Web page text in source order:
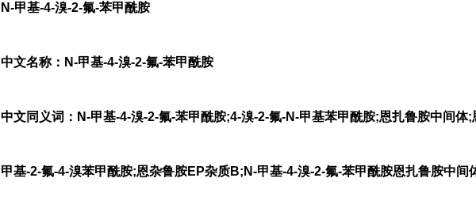
N-甲基-4-溴-2-氟-苯甲酰胺
中文名称：N-甲基-4-溴-2-氟-苯甲酰胺
中文同义词：N-甲基-4-溴-2-氟-苯甲酰胺;4-溴-2-氟-N-甲基苯甲酰胺;恩扎鲁胺中间体
甲基-2-氟-4-溴苯甲酰胺;恩杂鲁胺EP杂质B;N-甲基-4-溴-2-氟-苯甲酰胺恩扎鲁胺中间